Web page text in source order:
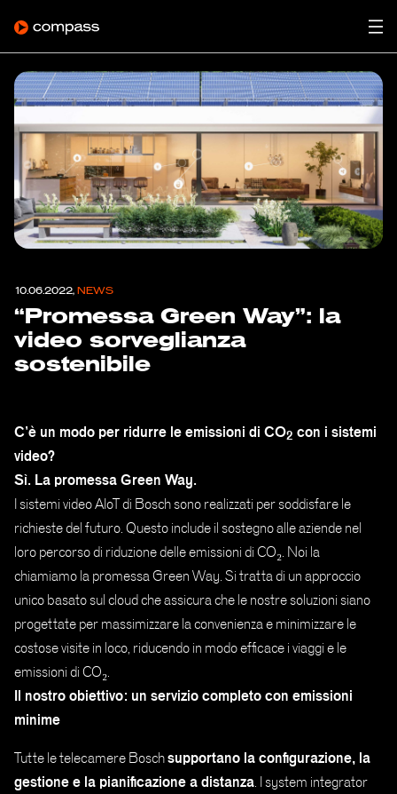
10.06.2022, NEWS
“Promessa Green Way”: la
video sorveglianza
sostenibile
C’è un modo per ridurre le emissioni di CO2 con i sistemi
video?
Sì. La promessa Green Way.
I sistemi video AIoT di Bosch sono realizzati per soddisfare le
richieste del futuro. Questo include il sostegno alle aziende nel
loro percorso di riduzione delle emissioni di CO₂. Noi la
chiamiamo la promessa Green Way. Si tratta di un approccio
unico basato sul cloud che assicura che le nostre soluzioni siano
progettate per massimizzare la convenienza e minimizzare le
costose visite in loco, riducendo in modo efficace i viaggi e le
emissioni di CO₂.
Il nostro obiettivo: un servizio completo con emissioni
minime
Tutte le telecamere Boschsupportano la configurazione, la
gestione e la pianificazione a distanza. I system integrator